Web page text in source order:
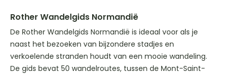
Rother Wandelgids Normandië
De Rother Wandelgids Normandië is ideaal voor als je
naast het bezoeken van bijzondere stadjes en
verkoelende stranden houdt van een mooie wandeling.
De gids bevat 50 wandelroutes, tussen de Mont-Saint-